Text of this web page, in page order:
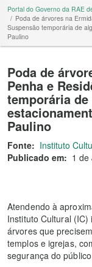
Portal do Governo da RAE
Poda de árvores na
Suspensão temporária de
Paulino
Poda de
Penha e
temporária
Paulino
Fonte: Instituto
Publicado em: 1 de
Atendendo à
Instituto Cultural
árvores que
templos e igrejas,
segurança do